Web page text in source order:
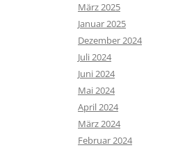
März 2025
Januar 2025
Dezember 2024
Juli 2024
Juni 2024
Mai 2024
April 2024
März 2024
Februar 2024